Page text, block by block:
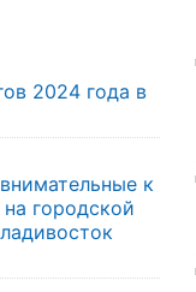
2024 года в
к
городской